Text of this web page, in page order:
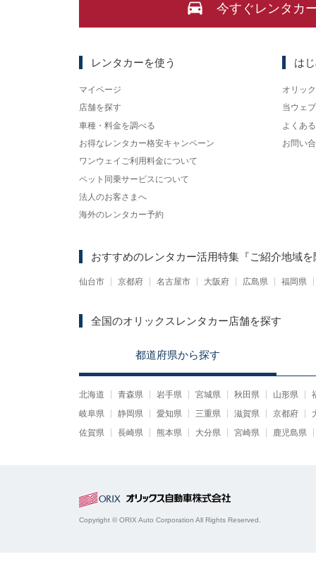
今すぐレンタカ
レンタカーを使う
マイページ
店舗を探す
車種・料金を調べる
お得なレンタカー格安キャンペーン
ワンウェイご利用料金について
ペット同乗サービスについて
法人のお客さまへ
海外のレンタカー予約
は
オリッ
当ウェ
よくあ
お問い
おすすめのレンタカー活用特集 『ご紹介地域
仙台市 京都府 名古屋市 大阪府 広島県 福岡県
全国のオリックスレンタカー店舗を探す
都道府県から探す
北海道 青森県 岩手県 宮城県 秋田県 山形県
岐阜県
静岡県 愛知県 三重県 滋賀県 京都府
佐賀県
長崎県 熊本県 大分県 宮崎県 鹿児島県
Copyright © ORIX Auto Corporation All Rights Reserved.